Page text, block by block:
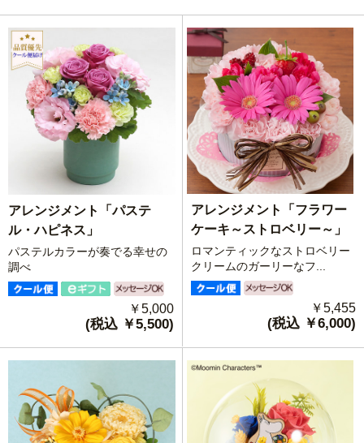
アレンジメント「パステ
ル・ハピネス」
パステルカラーが奏でる幸せの
調べ
￥5,000
(税込 ￥5,500)
アレンジメント「フラワー
ケーキ～ストロベリー～」
ロマンティックなストロベリー
クリームのガーリーなフ...
￥5,455
(税込 ￥6,000)